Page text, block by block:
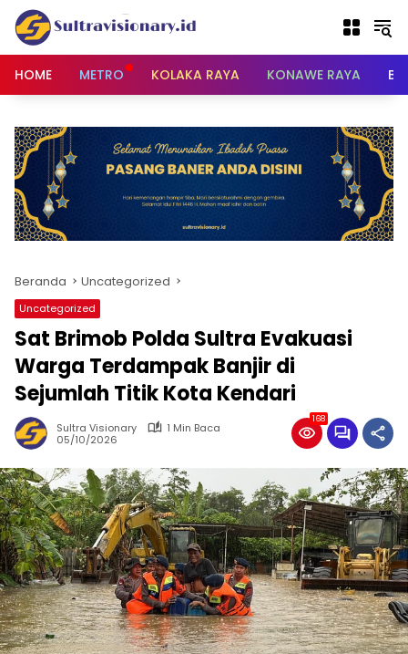
Langsung
konten
HOME
METRO KOLAKA RAYA KONAWE RAYA
Beranda Uncategorized
Uncategorized
Sat Brimob Polda Sultra Evakuasi
Warga Terdampak Banjir di
Sejumlah Titik Kota Kendari
Sultra Visionary
1 Min Baca
05/10/2026
168